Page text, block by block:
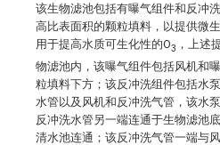
该生物滤池包括有曝气组件和反冲
高比表面积的颗粒填料，以提供微
用于提高水质可生化性的O3 ，上述
物滤池内，该曝气组件包括风机和
粒填料下方；该反冲洗组件包括水
水管以及风机和反冲洗气管，该水
反冲洗水管另一端连通于生物滤池
清水池连通；该反冲洗气管一端与